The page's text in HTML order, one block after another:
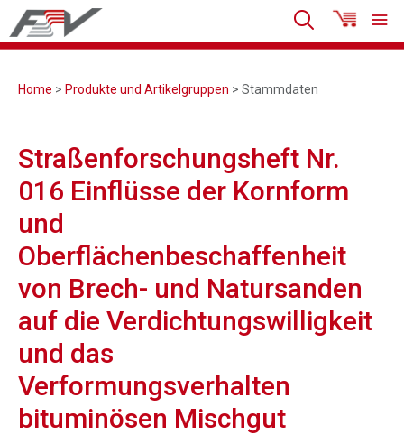
Home > Produkte und Artikelgruppen > Stammdaten
Straßenforschungsheft Nr.
016 Einflüsse der Kornform
und
Oberflächenbeschaffenheit
von Brech- und Natursanden
auf die Verdichtungswilligkeit
und das
Verformungsverhalten
bituminösen Mischgut